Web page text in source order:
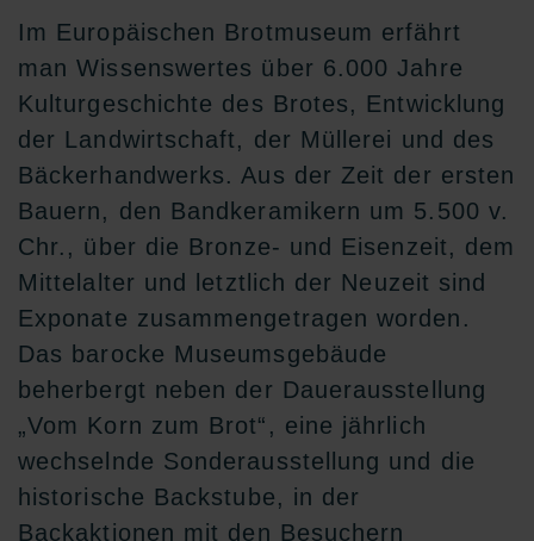
Im Europäischen Brotmuseum erfährt
man Wissenswertes über 6.000 Jahre
Kulturgeschichte des Brotes, Entwicklung
der Landwirtschaft, der Müllerei und des
Bäckerhandwerks. Aus der Zeit der ersten
Bauern, den Bandkeramikern um 5.500 v.
Chr., über die Bronze- und Eisenzeit, dem
Mittelalter und letztlich der Neuzeit sind
Exponate zusammengetragen worden.
Das barocke Museumsgebäude
beherbergt neben der Dauerausstellung
„Vom Korn zum Brot“, eine jährlich
wechselnde Sonderausstellung und die
historische Backstube, in der
Backaktionen mit den Besuchern